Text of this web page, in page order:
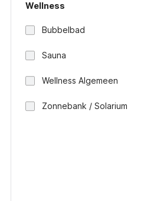
Wellness
Bubbelbad
Sauna
Wellness Algemeen
Zonnebank / Solarium